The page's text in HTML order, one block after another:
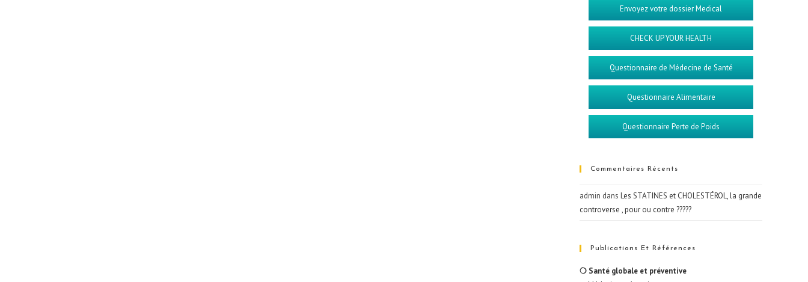
Envoyez votre dossier Medical
CHECK UP YOUR HEALTH
Questionnaire de Médecine de Santé
Questionnaire Alimentaire
Questionnaire Perte de Poids
Commentaires Récents
admin dansLes STATINES et CHOLESTÉROL, la grande
controverse , pour ou contre ?????
Publications Et Références
❍ Santé globale et préventive